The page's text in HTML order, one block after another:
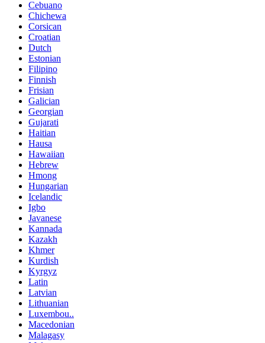
Cebuano
Chichewa
Corsican
Croatian
Dutch
Estonian
Filipino
Finnish
Frisian
Galician
Georgian
Gujarati
Haitian
Hausa
Hawaiian
Hebrew
Hmong
Hungarian
Icelandic
Igbo
Javanese
Kannada
Kazakh
Khmer
Kurdish
Kyrgyz
Latin
Latvian
Lithuanian
Luxembou..
Macedonian
Malagasy